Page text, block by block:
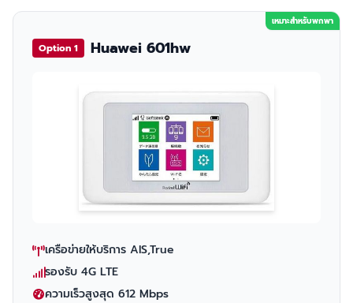
เหมาะสำหรับพกพา
Option 1 Huawei 601hw
เครือข่ายให้บริการ AIS,True
รองรับ 4G LTE
ความเร็วสูงสุด 612 Mbps